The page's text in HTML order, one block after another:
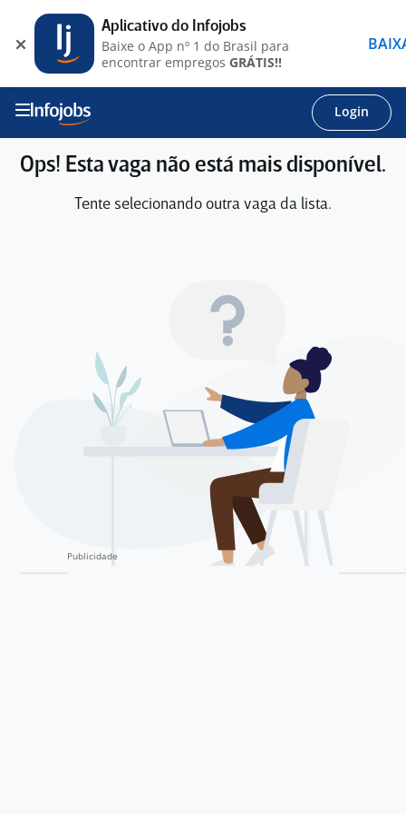
Login
Ops! Esta vaga não está mais disponível.
Tente selecionando outra vaga da lista.
Aplicativo do Infojobs
Baixe o App nº 1 do Brasil para
encontrar empregos GRÁTIS!!